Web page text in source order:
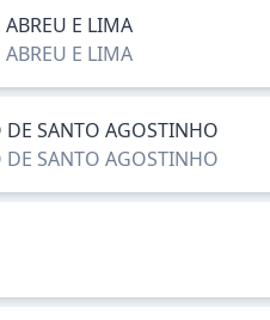
E LIMA
E LIMA
SANTO AGOSTINHO
SANTO AGOSTINHO